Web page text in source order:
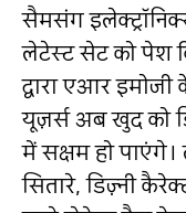
सैमसंग
लेटेस्ट सेट को पेश
द्वारा एआर
यूज़र्स अब खुद को
में सक्षम हो पाएंगे।
सितारे, डिज़्नी